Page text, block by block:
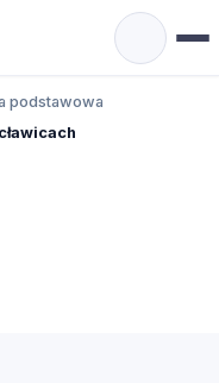
podstawowa